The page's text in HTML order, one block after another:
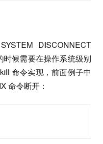
DISCONNECT
候需要在操作系统级别
命令实现，前面例子中
命令断开：